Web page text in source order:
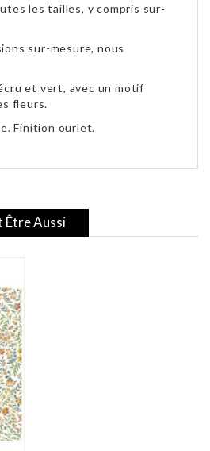
les tailles, y compris sur-
sur-mesure, nous
et vert, avec un motif
fleurs.
Finition ourlet.
Être Aussi